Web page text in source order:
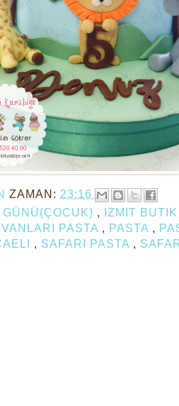
ZAMAN: 23:16
GÜNÜ(ÇOCUK) ,
IZMIT
PASTA , PASTA ,
, SAFARI PASTA ,